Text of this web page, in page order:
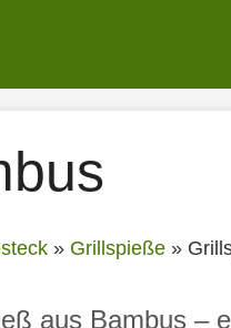
» Grillspieße »
aus Bambus –